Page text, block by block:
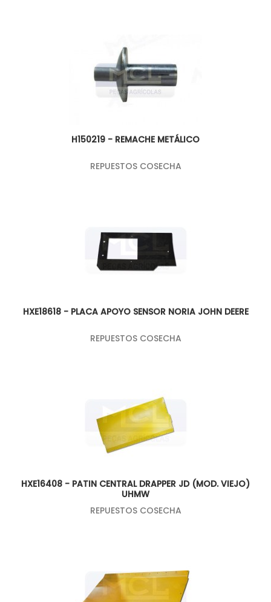
H150219 - REMACHE METÁLICO
REPUESTOS COSECHA
HXE18618 - PLACA APOYO SENSOR NORIA JOHN DEERE
REPUESTOS COSECHA
HXE16408 - PATIN CENTRAL DRAPPER JD (MOD. VIEJO)
UHMW
REPUESTOS COSECHA